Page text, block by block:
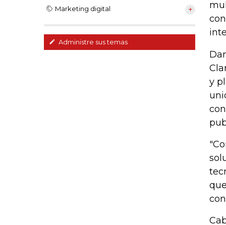
Marketing digital
Administre sus temas
y